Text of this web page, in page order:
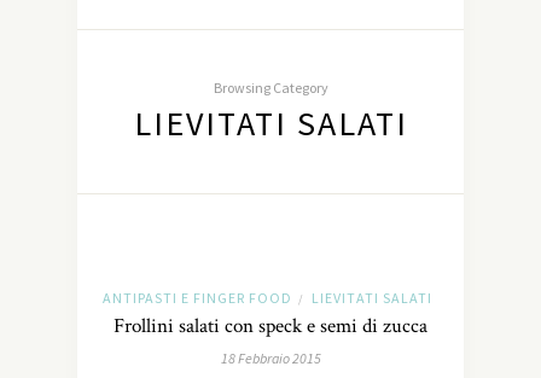
Browsing Category
LIEVITATI SALATI
ANTIPASTI E FINGER FOOD / LIEVITATI SALATI
Frollini salati con speck e semi di zucca
18 Febbraio 2015